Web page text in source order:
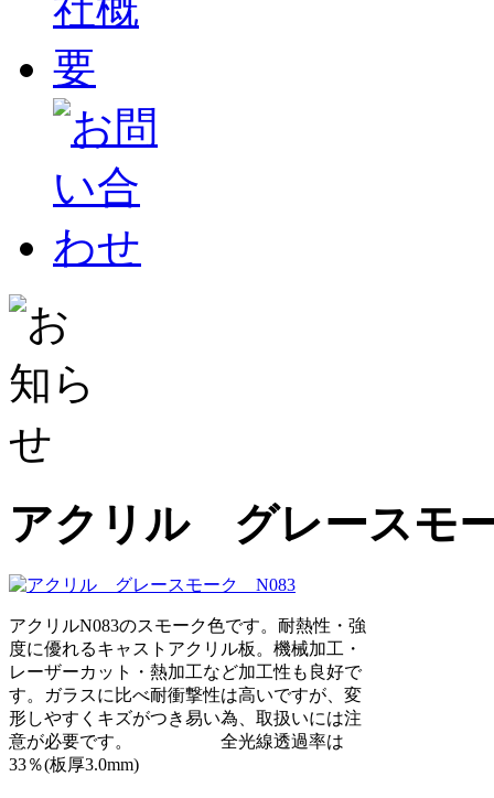
アクリル グレースモ
アクリルN083のスモーク色です。耐熱性・強
度に優れるキャストアクリル板。機械加工・
レーザーカット・熱加工など加工性も良好で
す。ガラスに比べ耐衝撃性は高いですが、変
形しやすくキズがつき易い為、取扱いには注
意が必要です。 全光線透過率は
33％(板厚3.0mm)